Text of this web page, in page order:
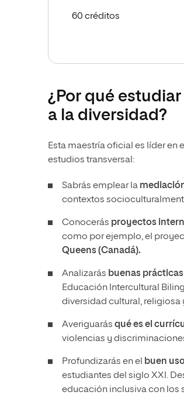
60 créditos
¿Por qué
a la diversidad?
Esta maestría oficial es líder en
estudios transversal:
Sabrás emplear la
contextos
Conocerás proyectos
como por ejemplo, el
Queens (Canadá).
Analizarás buenas prácticas
Educación Intercultural
diversidad cultural,
Averiguarás qué es el
violencias y
Profundizarás en el buen
estudiantes del siglo XXI.
educación inclusiva con los